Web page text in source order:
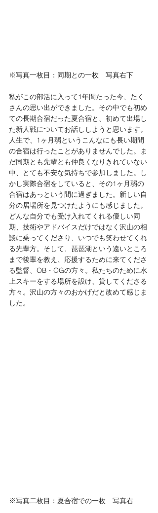
※写真一枚目：同期との一枚　写真右下
私がこの部活に入って1年間たった今、たく
さんの思い出ができました。その中でも初め
ての長期合宿だった夏合宿と、初めて出場し
た新人戦についてお話ししようと思います。
人生で、1ヶ月弱というこんなにも長い期間
の合宿は行ったことがありませんでした。ま
だ同期とも先輩とも仲良くなりきれていない
中、とても不安な気持ちで参加しました。し
かし実際合宿をしていると、その1ヶ月弱の
合宿はあっという間に過ぎました。新しい自
分の居場所を見つけたようにも感じました。
どんな自分でも受け入れてくれる優しい同
期、技術やアドバイスだけではなく沢山の相
談に乗ってくださり、いつでも笑わせてくれ
る先輩方。そして、琵琶湖という遠いところ
まで後輩を教え、応援するために来てくださ
る監督、OB・OGの方々。私たちのために水
上スキーをする場所を設け、貸してくださる
方々。沢山の方々のおかげだと改めて感じま
した。
※写真二枚目：夏合宿での一枚　写真右